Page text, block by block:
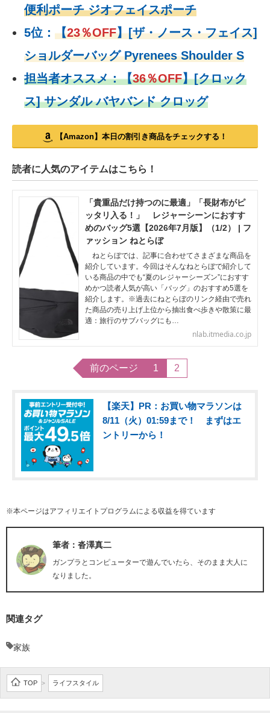
便利ポーチ ジオフェイスポーチ
5位： 【23％OFF】[ザ・ノース・フェイス]
ショルダーバッグ Pyrenees Shoulder S
担当者オススメ：【36％OFF】[クロック
ス] サンダル バヤバンド クロッグ
【Amazon】本日の割引き商品をチェックする！
読者に人気のアイテムはこちら！
「貴重品だけ持つのに最適」「長財布がピ
ッタリ入る！」 レジャーシーンにおすす
めのバッグ5選【2026年7月版】（1/2） | フ
ァッション ねとらぼ
ねとらぼでは、記事に合わせてさまざまな商品を
紹介しています。今回はそんなねとらぼで紹介して
いる商品の中でも“夏のレジャーシーズン”におすす
めかつ読者人気が高い「バッグ」のおすすめ5選を
紹介します。※過去にねとらぼのリンク経由で売れ
た商品の売り上げ上位から抽出食べ歩きや散策に最
適：旅行のサブバッグにも…
nlab.itmedia.co.jp
前のページ 1 2
【楽天】PR：お買い物マラソンは
8/11（火）01:59まで！ まずはエ
ントリーから！
※本ページはアフィリエイトプログラムによる収益を得ています
筆者：沓澤真二
ガンプラとコンピューターで遊んでいたら、そのまま大人に
なりました。
関連タグ
家族
TOP > ライフスタイル